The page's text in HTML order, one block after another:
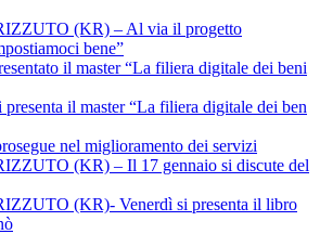
(KR) – Al via il progetto
bene”
il master “La filiera digitale dei beni
il master “La filiera digitale dei ben
nel miglioramento dei servizi
(KR) – Il 17 gennaio si discute del
(KR)- Venerdì si presenta il libro